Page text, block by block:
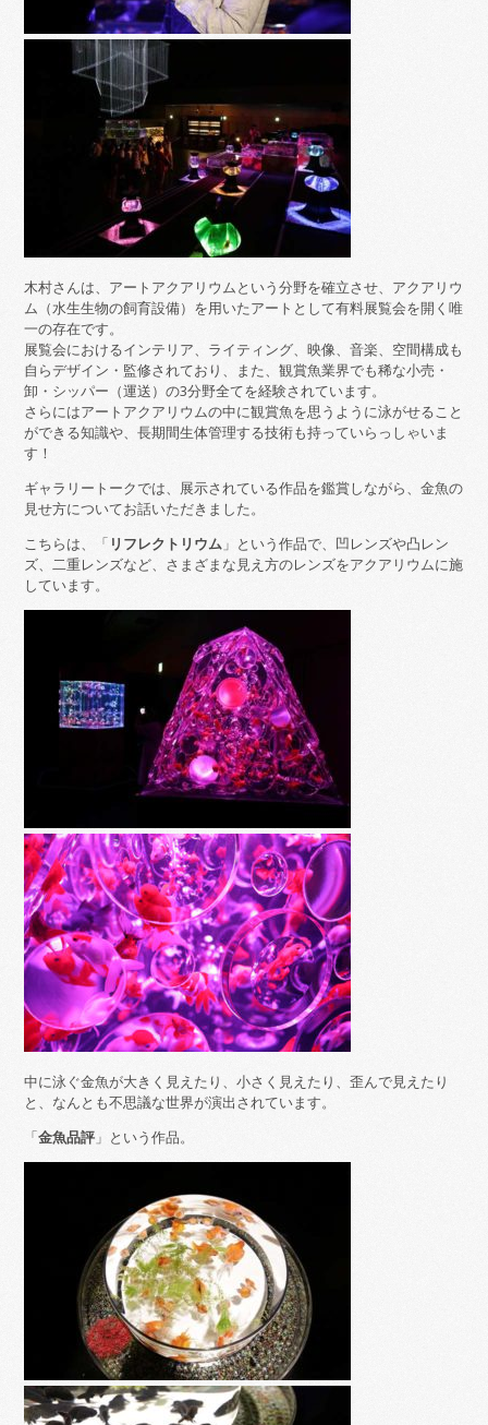
木村さんは、アートアクアリウムという分野を確立させ、アクアリウ
ム（水生生物の飼育設備）を用いたアートとして有料展覧会を開く唯
一の存在です。
展覧会におけるインテリア、ライティング、映像、音楽、空間構成も
自らデザイン・監修されており、また、観賞魚業界でも稀な小売・
卸・シッパー（運送）の3分野全てを経験されています。
さらにはアートアクアリウムの中に観賞魚を思うように泳がせること
ができる知識や、長期間生体管理する技術も持っていらっしゃいま
す！
ギャラリートークでは、展示されている作品を鑑賞しながら、金魚の
見せ方についてお話いただきました。
こちらは、「 リフレクトリウム 」という作品で、凹レンズや凸レン
ズ、二重レンズなど、さまざまな見え方のレンズをアクアリウムに施
しています。
中に泳ぐ金魚が大きく見えたり、小さく見えたり、歪んで見えたり
と、なんとも不思議な世界が演出されています。
「金魚品評 」という作品。